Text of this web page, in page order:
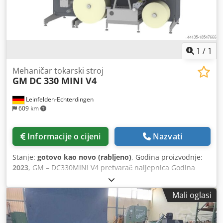
1 / 1
Leinfelden-Echterdingen
609 km
Mehaničar tokarski stroj
GM DC 330 MINI V4
Informacije o cijeni Nazvati
Stanje: gotovo kao novo (rabljeno), Godina proizvodnje:
2023, GM – DC330MINI V4 pretvarač naljepnica Godina
proizvodnje: 12/2022 _____ Specifikacije stroja i oprema: 
Maksimalna širina mreže: 330 mm  Brzina do 65 m/min,
polurotirajući; 72 m/min puni rotacijski  Odmotavanje
max 700 mm  Premotavanje max  Zaslon osjetljiv na
dodir  Flekso jedinica  Korona  Kontrola mrežnog ruba
Mali oglasi